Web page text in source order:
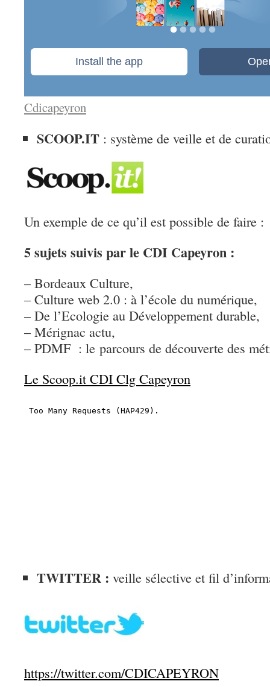
Cdicapeyron
SCOOP.IT : système de veille et de
Un exemple de ce qu’il est possible de faire
5 sujets suivis par le CDI Capeyron :
– Bordeaux Culture,
– Culture web 2.0 : à l’école du numérique,
– De l’Ecologie au Développement durable,
– Mérignac actu,
– PDMF : le parcours de découverte des
Le Scoop.it CDI Clg Capeyron
TWITTER : veille sélective et fil
https://twitter.com/CDICAPEYRON